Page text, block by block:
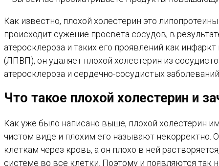
Как известно, плохой холестерин это
происходит сужение просвета сосудов, в
атеросклероза и таких его проявлений как
(ЛПВП), он удаляет плохой холестерин из
атеросклероза и сердечно-сосудистых
Что такое плохой холестерин и
Как уже было написано выше, плохой холестерин
чистом виде и плохим его называют некорректно.
клеткам через кровь, а он плохо в ней
системе во все клетки. Поэтому и появляются